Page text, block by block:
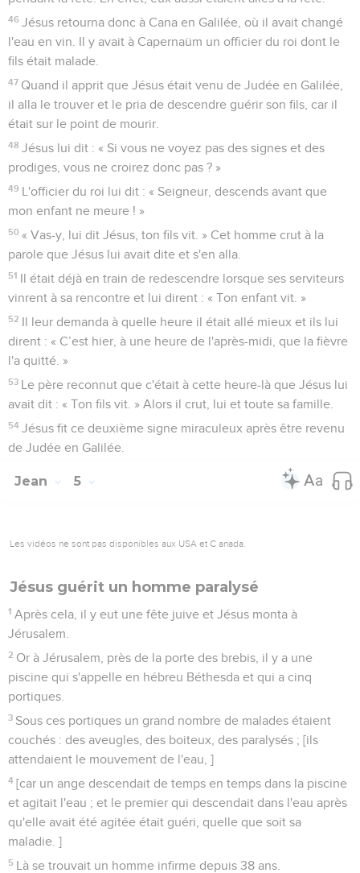
46 Jésus retourna donc à Cana en Galilée, où il avait changé
l'eau en vin. Il y avait à Capernaüm un officier du roi dont le
fils était malade.
47 Quand il apprit que Jésus était venu de Judée en Galilée,
il alla le trouver et le pria de descendre guérir son fils, car il
était sur le point de mourir.
48 Jésus lui dit : « Si vous ne voyez pas des signes et des
prodiges, vous ne croirez donc pas ? »
49 L'officier du roi lui dit : « Seigneur, descends avant que
mon enfant ne meure ! »
50 « Vas-y, lui dit Jésus, ton fils vit. » Cet homme crut à la
parole que Jésus lui avait dite et s'en alla.
51 Il était déjà en train de redescendre lorsque ses serviteurs
vinrent à sa rencontre et lui dirent : « Ton enfant vit. »
52 Il leur demanda à quelle heure il était allé mieux et ils lui
dirent : « C’est hier, à une heure de l'après-midi, que la fièvre
l'a quitté. »
53 Le père reconnut que c'était à cette heure-là que Jésus lui
avait dit : « Ton fils vit. » Alors il crut, lui et toute sa famille.
54 Jésus fit ce deuxième signe miraculeux après être revenu
de Judée en Galilée.
Jean 5
Les vidéos ne sont pas disponibles aux USA et C anada.
Jésus guérit un homme paralysé
1 Après cela, il y eut une fête juive et Jésus monta à
Jérusalem.
2 Or à Jérusalem, près de la porte des brebis, il y a une
piscine qui s'appelle en hébreu Béthesda et qui a cinq
portiques.
3 Sous ces portiques un grand nombre de malades étaient
couchés : des aveugles, des boiteux, des paralysés ; [ils
attendaient le mouvement de l'eau, ]
4 [car un ange descendait de temps en temps dans la piscine
et agitait l'eau ; et le premier qui descendait dans l'eau après
qu'elle avait été agitée était guéri, quelle que soit sa
maladie. ]
5 Là se trouvait un homme infirme depuis 38 ans.